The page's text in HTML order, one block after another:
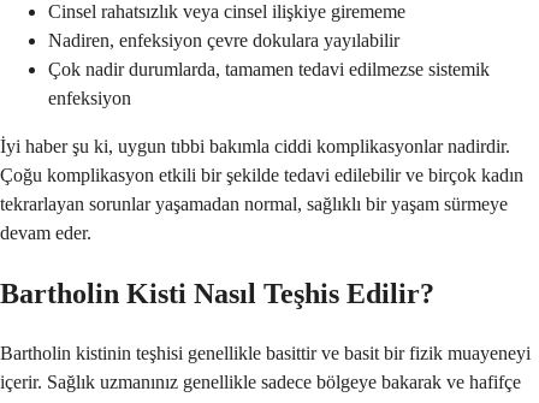
Cinsel rahatsızlık veya cinsel ilişkiye girememe
Nadiren, enfeksiyon çevre dokulara yayılabilir
Çok nadir durumlarda, tamamen tedavi edilmezse sistemik
enfeksiyon
İyi haber şu ki, uygun tıbbi bakımla ciddi komplikasyonlar nadirdir.
Çoğu komplikasyon etkili bir şekilde tedavi edilebilir ve birçok kadın
tekrarlayan sorunlar yaşamadan normal, sağlıklı bir yaşam sürmeye
devam eder.
Bartholin Kisti Nasıl Teşhis Edilir?
Bartholin kistinin teşhisi genellikle basittir ve basit bir fizik muayeneyi
içerir. Sağlık uzmanınız genellikle sadece bölgeye bakarak ve hafifçe